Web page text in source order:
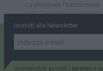
La principale l’introduzione
delle “definizioni uniformi"
Iscriviti alla Newsletter
Iscrivendoti accetti i termini e la